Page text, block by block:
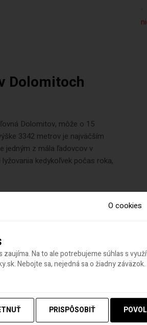
Dolomitoch
Dolomitov, môže o 15
3342 metrov je najväčším
jedným z mála ľadovcov v
kedykoľvek počas roka,
O cookies
Na to ale potrebujeme súhlas s
Nebojte sa, nejedná sa o žiadny
PRISPÔSOBIŤ